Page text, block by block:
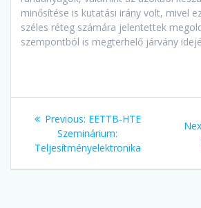
minősítése is kutatási irány volt, mivel
széles réteg számára jelentettek
szempontból is megterhelő járvány
Post
navigation
Previous: Previous
post:
EETTB-HTE
Szeminárium:
Teljesítményelektronika